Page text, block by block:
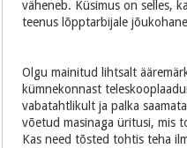
väheneb. Küsimus on selles,
teenus lõpptarbijale
Olgu mainitud lihtsalt
kümnekonnast
vabatahtlikult ja palka
võetud masinaga üritusi, mis
Kas need tõsted tohtis teha